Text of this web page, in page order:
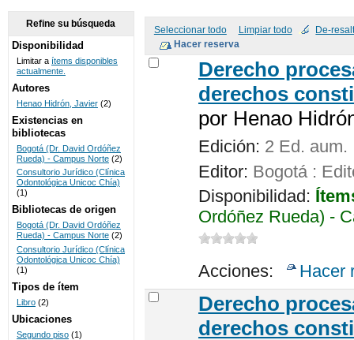
DE
BIBLIOTECAS
UNICOC
Seleccionar todo Limpiar todo De-
Derecho
derechos
por Henao
Edición: 2 Ed. aum.
Editor: Bogotá :
Disponibilidad:
Ordóñez Rueda) -
Acciones: Hacer
Derecho
derechos
Refine su búsqueda
Disponibilidad
Limitar a ítems disponibles
actualmente.
Autores
Henao Hidrón, Javier (2)
Existencias en
bibliotecas
Bogotá (Dr. David Ordóñez
Rueda) - Campus Norte (2)
Consultorio Jurídico (Clínica
Odontológica Unicoc Chía)
(1)
Bibliotecas de origen
Bogotá (Dr. David Ordóñez
Rueda) - Campus Norte (2)
Consultorio Jurídico (Clínica
Odontológica Unicoc Chía)
(1)
Tipos de ítem
Libro (2)
Ubicaciones
Segundo piso (1)